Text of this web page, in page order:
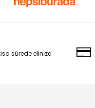
sürede elinize